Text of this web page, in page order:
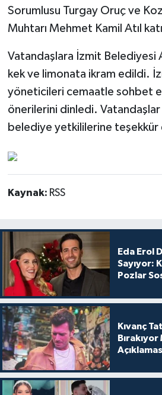
Sorumlusu Turgay Oruç ve
Muhtarı Mehmet Kamil Atıl
Vatandaşlara İzmit Belediyesi
kek ve limonata ikram edildi.
yöneticileri cemaatle sohbet
önerilerini dinledi.
belediye yetkililerine
Kaynak: RSS
Eda Erol
Sayıyor:
Pozlar
Kıvanç